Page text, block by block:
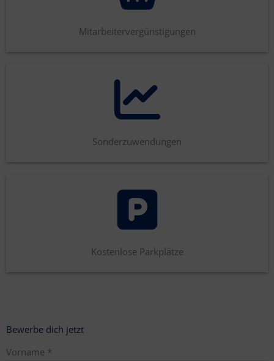
Mitarbeitervergünstigungen
Sonderzuwendungen
Kostenlose Parkplätze
Bewerbe dich jetzt
Vorname *